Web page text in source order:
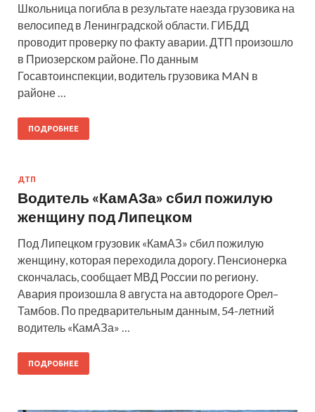
Школьница погибла в результате наезда грузовика на
велосипед в Ленинградской области. ГИБДД
проводит проверку по факту аварии. ДТП произошло
в Приозерском районе. По данным
Госавтоинспекции, водитель грузовика MAN в
районе …
ПОДРОБНЕЕ
ДТП
Водитель «КамАЗа» сбил пожилую
женщину под Липецком
Под Липецком грузовик «КамАЗ» сбил пожилую
женщину, которая переходила дорогу. Пенсионерка
скончалась, сообщает МВД России по региону.
Авария произошла 8 августа на автодороге Орел–
Тамбов. По предварительным данным, 54-летний
водитель «КамАЗа» …
ПОДРОБНЕЕ